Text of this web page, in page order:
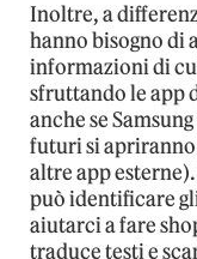
Inoltre, a
hanno bisogno di
informazioni di
sfruttando le app
anche se
futuri si apriranno
altre app
può identificare
aiutarci a fare
traduce testi e